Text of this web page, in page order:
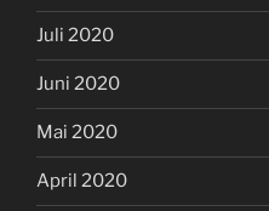
Juli 2020
Juni 2020
Mai 2020
April 2020